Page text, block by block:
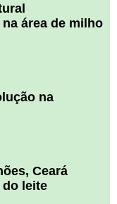
área de milho
na
Ceará
leite